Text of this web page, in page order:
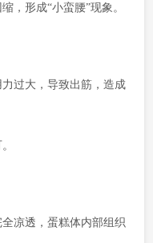
，形成“小蛮腰”现象。
过大，导致出筋，造成
凉透，蛋糕体内部组织